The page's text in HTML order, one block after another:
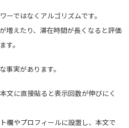
ーではなくアルゴリズムです。
増えたり、滞在時間が長くなると評価
す。
事実があります。
文に直接貼ると表示回数が伸びにく
欄やプロフィールに設置し、本文で